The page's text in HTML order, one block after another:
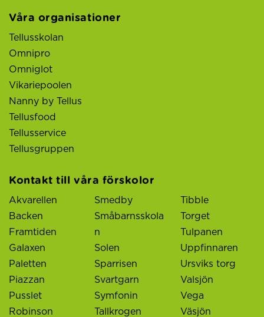
Våra organisationer
Tellusskolan
Omnipro
Omniglot
Vikariepoolen
Nanny by Tellus
Tellusfood
Tellusservice
Tellusgruppen
Kontakt till våra förskolor
Akvarellen
Backen
Framtiden
Galaxen
Paletten
Piazzan
Pusslet
Robinson
Smedby
Småbarnsskola
n
Solen
Sparrisen
Svartgarn
Symfonin
Tallkrogen
Tibble
Torget
Tulpanen
Uppfinnaren
Ursviks torg
Valsjön
Vega
Väsjön